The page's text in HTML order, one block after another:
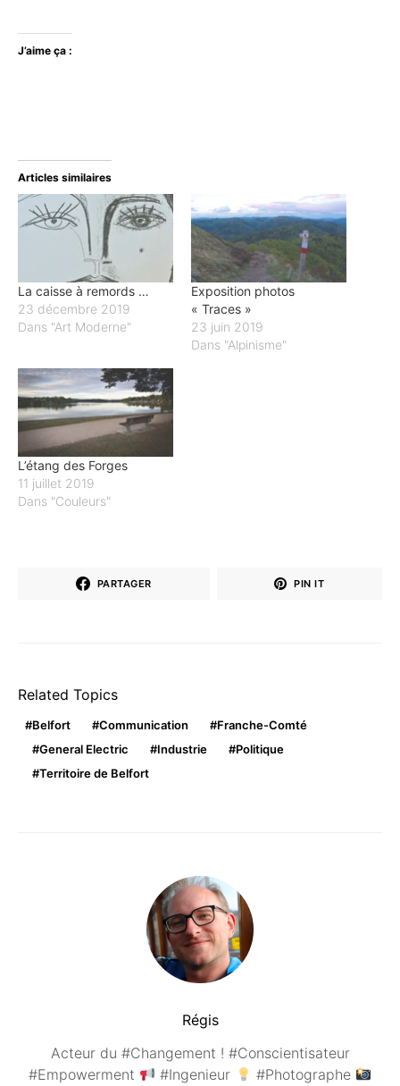
J’aime ça :
Articles similaires
La caisse à remords …
23 décembre 2019
Dans "Art Moderne"
Exposition photos
« Traces »
23 juin 2019
Dans "Alpinisme"
L’étang des Forges
11 juillet 2019
Dans "Couleurs"
PARTAGER PIN IT
Related Topics
Belfort Communication
Franche-Comté
General Electric
Industrie
Politique
Territoire de Belfort
Régis
Acteur du #Changement ! #Conscientisateur
#Empowerment
#Ingenieur
#Photographe